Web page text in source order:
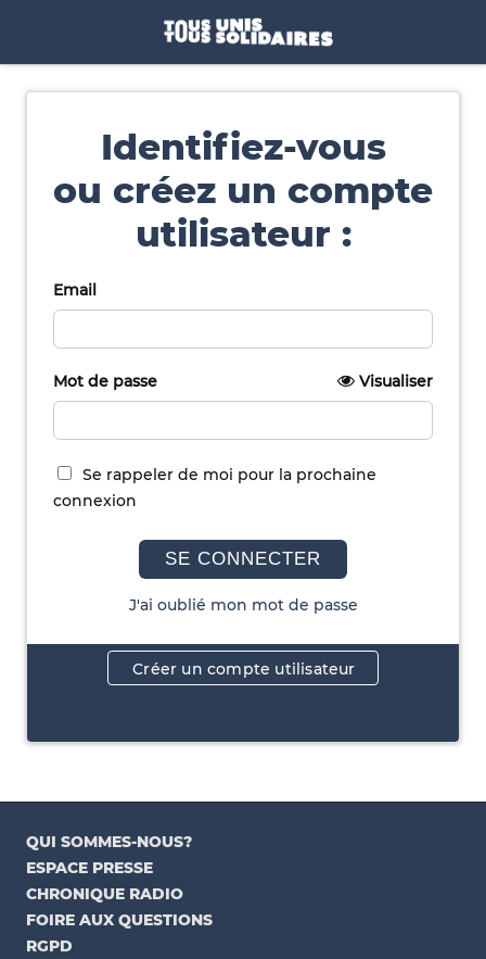
Identifiez-vous
ou créez un compte
utilisateur :
Email
Mot de passe Visualiser
Se rappeler de moi pour la prochaine
connexion
SE CONNECTER
J'ai oublié mon mot de passe
Créer un compte utilisateur
QUI SOMMES-NOUS?
ESPACE PRESSE
CHRONIQUE RADIO
FOIRE AUX QUESTIONS
RGPD